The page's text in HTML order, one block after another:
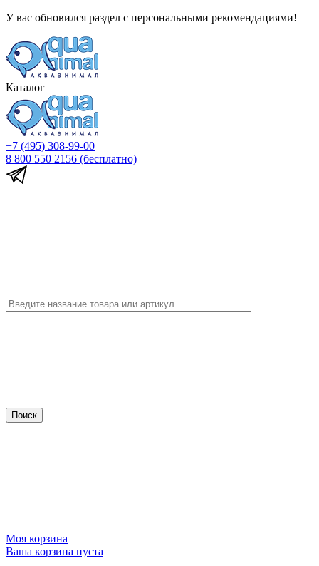
У вас обновился раздел с персональными рекомендациями!
Каталог
+7 (495) 308-99-00
8 800 550 2156 (бесплатно)
Моя корзина
Ваша корзина пуста